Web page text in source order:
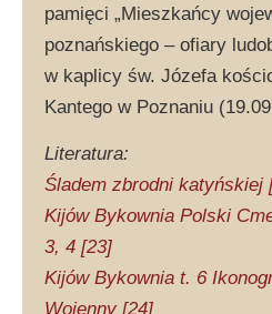
pamięci „Mieszkańcy
poznańskiego – ofiary
w kaplicy św. Józefa
Kantego w Poznaniu
Literatura:
Śladem zbrodni katyńskiej
Kijów Bykownia Polski
3, 4 [23]
Kijów Bykownia t. 6
Wojenny [24]